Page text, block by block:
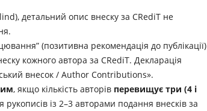
детальний опис внеску за CRediT не
(позитивна рекомендація до публікації)
кожного автора за CRediT. Декларація
внесок / Author Contributions».
, якщо кількість авторів перевищує три (4 і
із 2–3 авторами подання внесків за